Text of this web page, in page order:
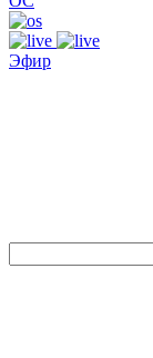
Эфир